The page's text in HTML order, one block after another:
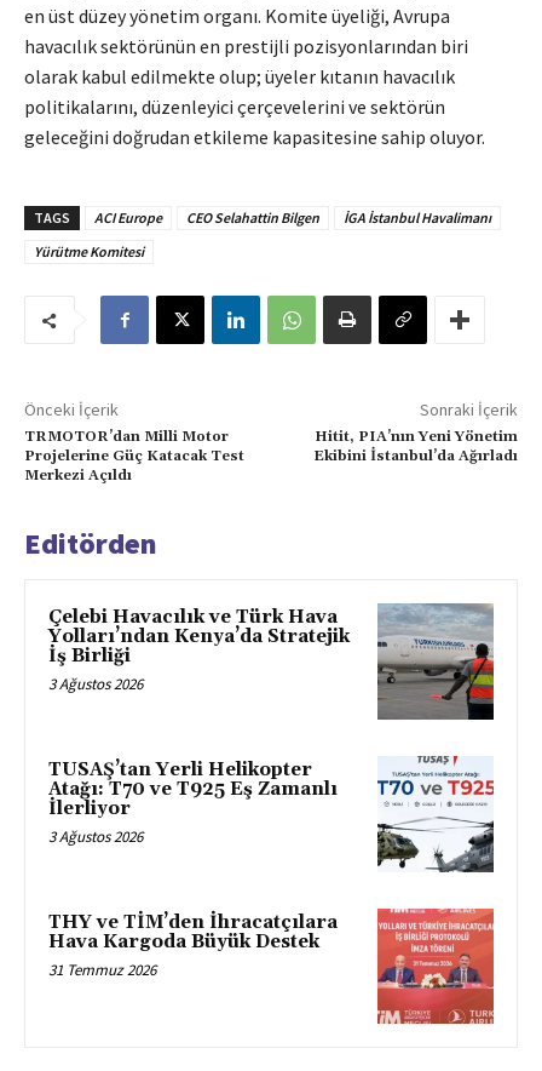
en üst düzey yönetim organı. Komite üyeliği, Avrupa
havacılık sektörünün en prestijli pozisyonlarından biri
olarak kabul edilmekte olup; üyeler kıtanın havacılık
politikalarını, düzenleyici çerçevelerini ve sektörün
geleceğini doğrudan etkileme kapasitesine sahip oluyor.
TAGS ACI Europe CEO Selahattin Bilgen
İGA İstanbul Havalimanı
Yürütme Komitesi
Önceki İçerik
TRMOTOR’dan Milli Motor
Projelerine Güç Katacak Test
Merkezi Açıldı
Sonraki İçerik
Hitit, PIA’nın Yeni Yönetim
Ekibini İstanbul’da Ağırladı
Editörden
Çelebi Havacılık ve Türk Hava
Yolları’ndan Kenya’da Stratejik
İş Birliği
3 Ağustos 2026
TUSAŞ’tan Yerli Helikopter
Atağı: T70 ve T925 Eş Zamanlı
İlerliyor
3 Ağustos 2026
THY ve TİM’den İhracatçılara
Hava Kargoda Büyük Destek
31 Temmuz 2026